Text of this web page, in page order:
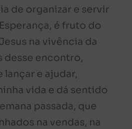
de organizar e servir
é fruto do
na vivência da
desse encontro,
lançar e ajudar,
vida e dá sentido
passada, que
na vendas, na